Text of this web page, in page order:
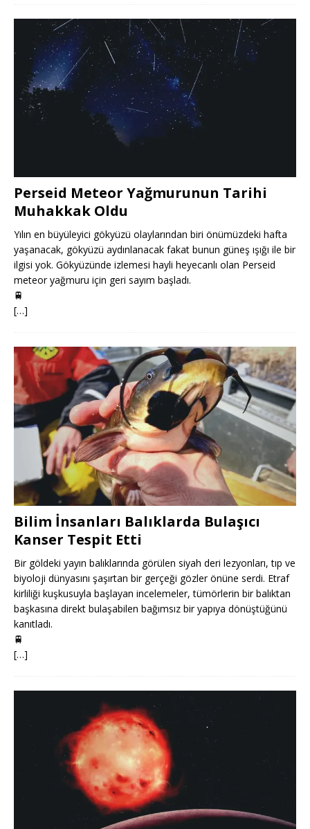
Perseid Meteor Yağmurunun Tarihi
Muhakkak Oldu
Yılın en büyüleyici gökyüzü olaylarından biri önümüzdeki hafta
yaşanacak, gökyüzü aydınlanacak fakat bunun güneş ışığı ile bir
ilgisi yok. Gökyüzünde izlemesi hayli heyecanlı olan Perseid
meteor yağmuru için geri sayım başladı.
🚆
[…]
Bilim İnsanları Balıklarda Bulaşıcı
Kanser Tespit Etti
Bir göldeki yayın balıklarında görülen siyah deri lezyonları, tıp ve
biyoloji dünyasını şaşırtan bir gerçeği gözler önüne serdi. Etraf
kirliliği kuşkusuyla başlayan incelemeler, tümörlerin bir balıktan
başkasına direkt bulaşabilen bağımsız bir yapıya dönüştüğünü
kanıtladı.
🚆
[…]